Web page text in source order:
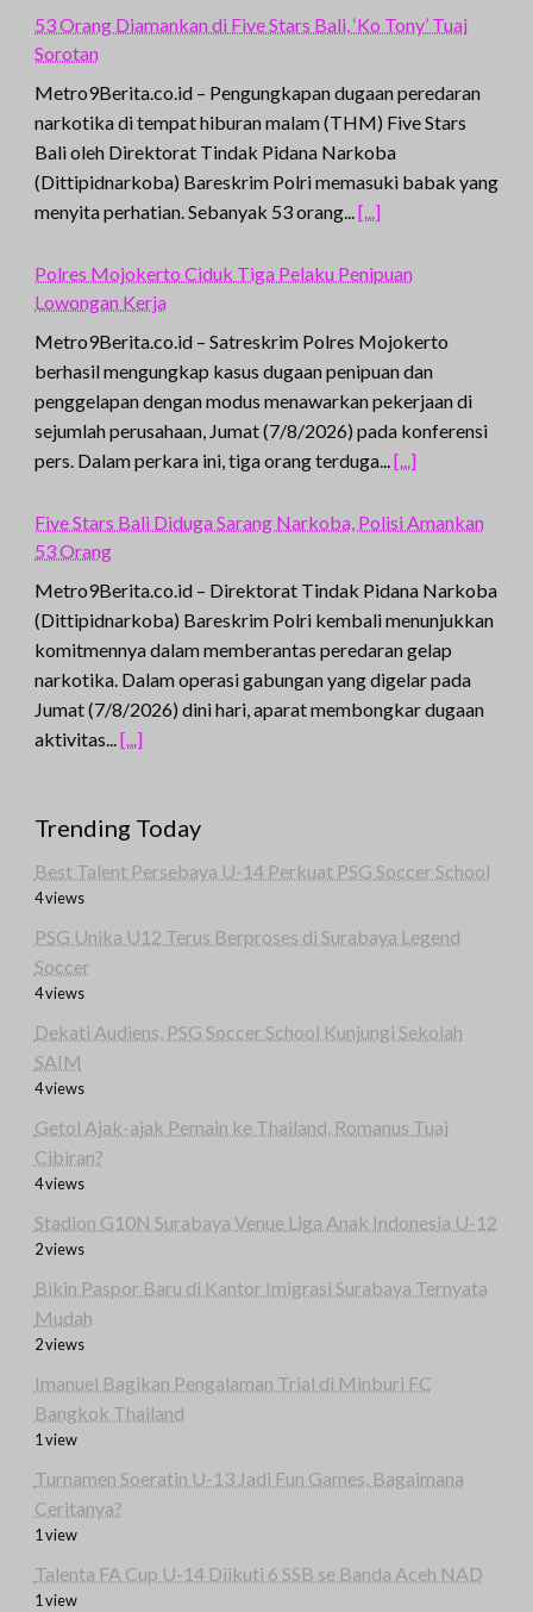
53 Orang Diamankan di Five Stars Bali, ‘Ko Tony’ Tuai
Sorotan
Metro9Berita.co.id – Pengungkapan dugaan peredaran
narkotika di tempat hiburan malam (THM) Five Stars
Bali oleh Direktorat Tindak Pidana Narkoba
(Dittipidnarkoba) Bareskrim Polri memasuki babak yang
menyita perhatian. Sebanyak 53 orang...[...]
Polres Mojokerto Ciduk Tiga Pelaku Penipuan
Lowongan Kerja
Metro9Berita.co.id – Satreskrim Polres Mojokerto
berhasil mengungkap kasus dugaan penipuan dan
penggelapan dengan modus menawarkan pekerjaan di
sejumlah perusahaan, Jumat (7/8/2026) pada konferensi
pers. Dalam perkara ini, tiga orang terduga...[...]
Five Stars Bali Diduga Sarang Narkoba, Polisi Amankan
53 Orang
Metro9Berita.co.id – Direktorat Tindak Pidana Narkoba
(Dittipidnarkoba) Bareskrim Polri kembali menunjukkan
komitmennya dalam memberantas peredaran gelap
narkotika. Dalam operasi gabungan yang digelar pada
Jumat (7/8/2026) dini hari, aparat membongkar dugaan
aktivitas...[...]
Trending Today
Best Talent Persebaya U-14 Perkuat PSG Soccer School
4 views
PSG Unika U12 Terus Berproses di Surabaya Legend
Soccer
4 views
Dekati Audiens, PSG Soccer School Kunjungi Sekolah
SAIM
4 views
Getol Ajak-ajak Pemain ke Thailand, Romanus Tuai
Cibiran?
4 views
Stadion G10N Surabaya Venue Liga Anak Indonesia U-12
2 views
Bikin Paspor Baru di Kantor Imigrasi Surabaya Ternyata
Mudah
2 views
Imanuel Bagikan Pengalaman Trial di Minburi FC
Bangkok Thailand
1 view
Turnamen Soeratin U-13 Jadi Fun Games, Bagaimana
Ceritanya?
1 view
Talenta FA Cup U-14 Diikuti 6 SSB se Banda Aceh NAD
1 view